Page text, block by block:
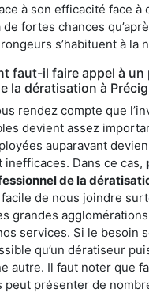
à son efficacité face à
de fortes chances
s’habituent à la
faut-il faire appel à
la dératisation à
rendez compte que
devient assez
auparavant
Dans ce cas,
de la
de nous joindre
grandes
services. Si le besoin
qu’un dératiseur
autre. Il faut noter que
peut présenter de